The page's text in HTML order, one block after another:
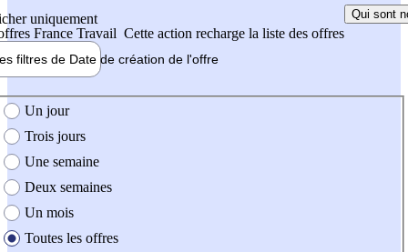
uniquement
France Travail Cette action recharge la liste des offres
Qui sont
filtres de Date de création de l'offre
création de l'offre
Un jour
Trois jours
Une semaine
Deux semaines
Un mois
Toutes les offres